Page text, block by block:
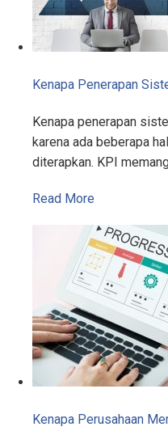
Kenapa Penerapan
Kenapa penerapan
karena ada beberapa
diterapkan. KPI
Read More
Kenapa Perusahaan